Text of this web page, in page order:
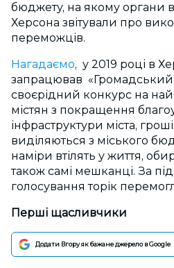
бюджету, на якому органи
Херсона звітували про
переможців.
Нагадаємо, у 2019 році в
запрацював
своєрідний конкурс на
містян з покращення
інфраструктури міста,
виділяються з міського
наміри втілять у життя,
також самі мешканці. За
голосування торік
Перші щасливчики
Додати Вгору як бажане джерело в Google